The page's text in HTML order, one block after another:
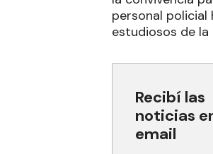
personal
estudiosos de
Recibí las
noticias
email